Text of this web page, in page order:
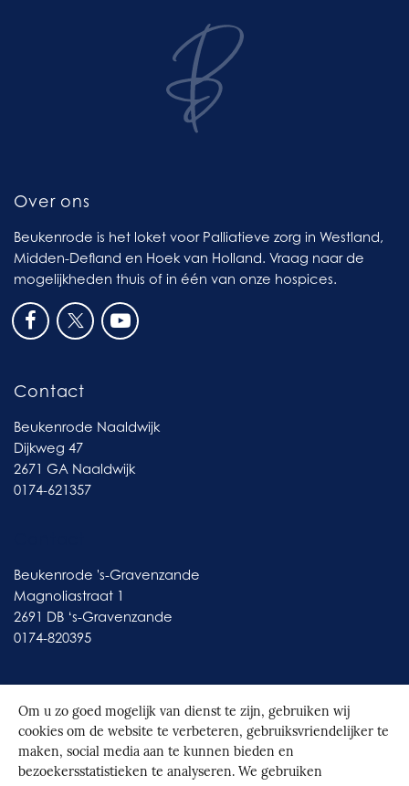
Over ons
Beukenrode is het loket voor Palliatieve zorg in Westland,
Midden-Defland en Hoek van Holland. Vraag naar de
mogelijkheden thuis of in één van onze hospices.
Contact
Beukenrode Naaldwijk
Dijkweg 47
2671 GA Naaldwijk
0174-621357
Beukenrode 's-Gravenzande
Magnoliastraat 1
2691 DB ‘s-Gravenzande
0174-820395
© 2026 Beukenrode |Realisatie door Spontaan
Om u zo goed mogelijk van dienst te zijn, gebruiken wij
cookies om de website te verbeteren, gebruiksvriendelijker te
maken, social media aan te kunnen bieden en
bezoekersstatistieken te analyseren. We gebruiken